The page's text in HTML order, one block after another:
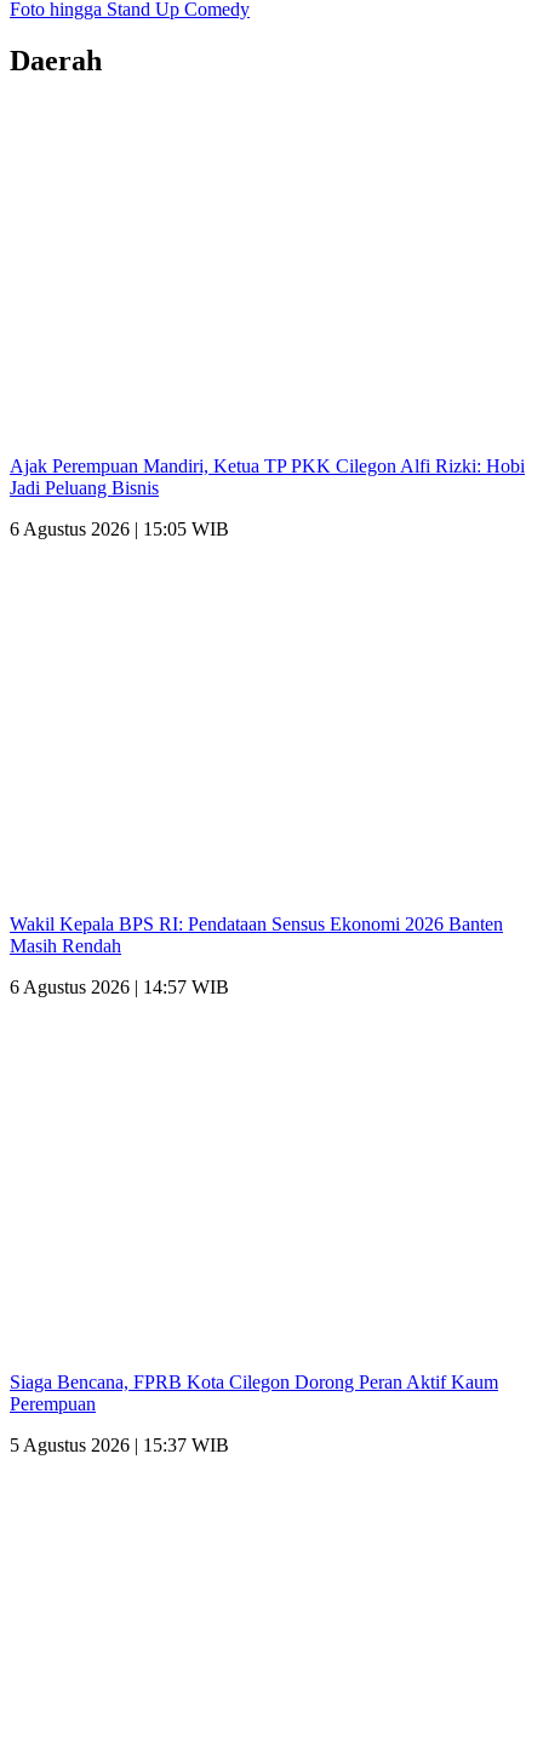
Foto hingga Stand Up Comedy
Daerah
Ajak Perempuan Mandiri, Ketua TP PKK Cilegon Alfi Rizki: Hobi
Jadi Peluang Bisnis
6 Agustus 2026 | 15:05 WIB
Wakil Kepala BPS RI: Pendataan Sensus Ekonomi 2026 Banten
Masih Rendah
6 Agustus 2026 | 14:57 WIB
Siaga Bencana, FPRB Kota Cilegon Dorong Peran Aktif Kaum
Perempuan
5 Agustus 2026 | 15:37 WIB